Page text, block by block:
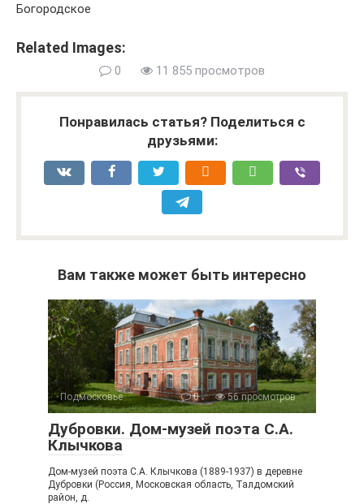
Богородское
Related Images:
0 11 855 просмотров
Понравилась статья? Поделиться с
друзьями:
Вам также может быть интересно
Подмосковье 0 56 просмотров
Дубровки. Дом-музей поэта С.А.
Клычкова
Дом-музей поэта С.А. Клычкова (1889-1937) в деревне
Дубровки (Россия, Московская область, Талдомский
район, д.